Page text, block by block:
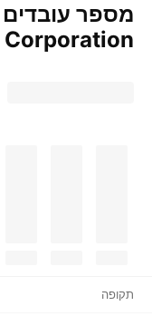
Corporation.
תקופה